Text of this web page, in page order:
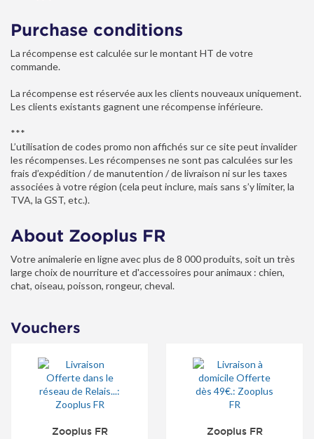
Purchase conditions
La récompense est calculée sur le montant HT de votre
commande.
La récompense est réservée aux les clients nouveaux uniquement.
Les clients existants gagnent une récompense inférieure.
***
L’utilisation de codes promo non affichés sur ce site peut invalider
les récompenses. Les récompenses ne sont pas calculées sur les
frais d’expédition / de manutention / de livraison ni sur les taxes
associées à votre région (cela peut inclure, mais sans s’y limiter, la
TVA, la GST, etc.).
About Zooplus FR
Votre animalerie en ligne avec plus de 8 000 produits, soit un très
large choix de nourriture et d'accessoires pour animaux : chien,
chat, oiseau, poisson, rongeur, cheval.
Vouchers
Zooplus FR Zooplus FR